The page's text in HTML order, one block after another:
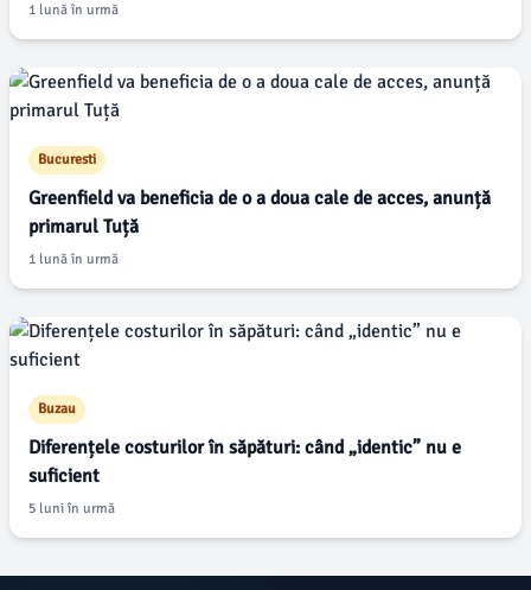
1 lună în urmă
Bucuresti
Greenfield va beneficia de o a doua cale de acces, anunță
primarul Tuță
1 lună în urmă
Buzau
Diferențele costurilor în săpături: când „identic” nu e
suficient
5 luni în urmă